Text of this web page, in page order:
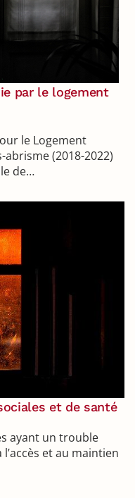
par le logement
le Logement
(2018-2022)
de…
et de santé
ayant un trouble
et au maintien